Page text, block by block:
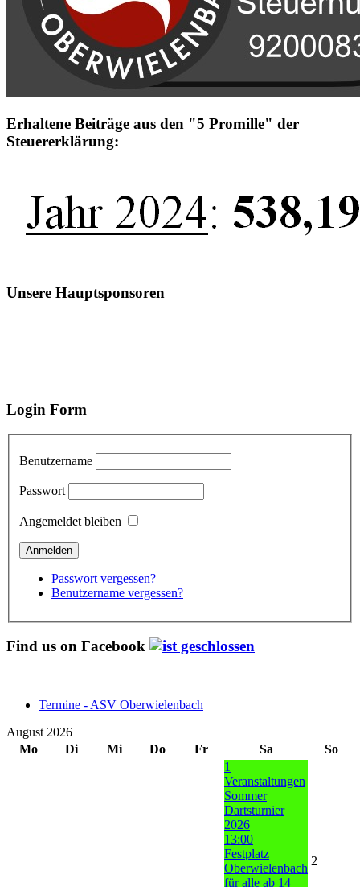
Erhaltene Beiträge aus den "5 Promille" der
Steuererklärung:
Unsere Hauptsponsoren
Login Form
Benutzername
Passwort
Angemeldet bleiben
Passwort vergessen?
Benutzername vergessen?
Find us on Facebook
Termine - ASV Oberwielenbach
August 2026
Mo
Di Mi Do Fr Sa
So
1
Veranstaltungen
Sommer
Dartsturnier
2026
13:00
Festplatz
Oberwielenbach
für alle ab 14
2